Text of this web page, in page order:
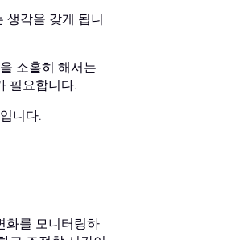
각을 갖게 됩니
소홀히 해서는
필요합니다.
니다.
화를 모니터링하